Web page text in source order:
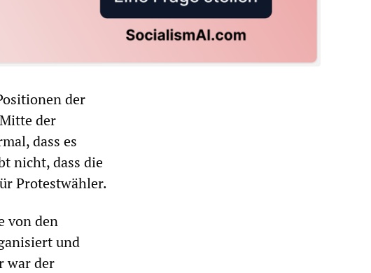
der
der
dass es
nicht, dass die
Protestwähler.
von den
und
war der